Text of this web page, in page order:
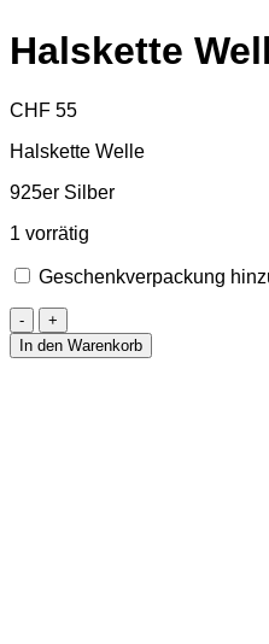
Halskette
CHF 55
Halskette Welle
925er Silber
1 vorrätig
Geschenkverpackung
Halskette
Welle
Menge
In den Warenkorb